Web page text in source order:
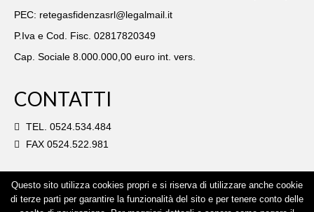
PEC: retegasfidenzasrl@legalmail.it
P.Iva e Cod. Fisc. 02817820349
Cap. Sociale 8.000.000,00 euro int. vers.
CONTATTI
TEL. 0524.534.484
FAX 0524.522.981
Distribuzione del
Gas a Fidenza
Questo sito utilizza cookies propri e si riserva di utilizzare anche cookie
di terze parti per garantire la funzionalità del sito e per tenere conto delle